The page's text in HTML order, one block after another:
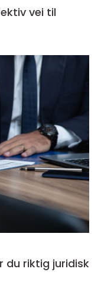
du riktig juridisk